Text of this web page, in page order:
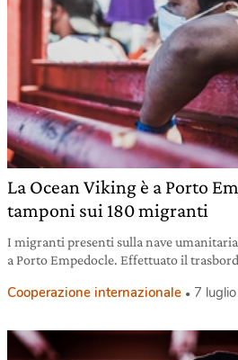
La Ocean Viking è a Porto
tamponi sui 180 migranti
I migranti presenti sulla nave
a Porto Empedocle. Effettuato il
Cooperazione internazionale 7